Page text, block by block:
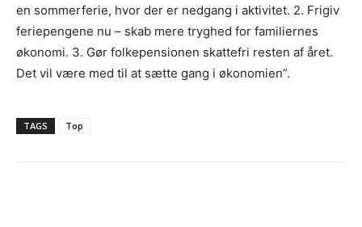
en sommerferie, hvor der er nedgang i aktivitet. 2. Frigiv
feriepengene nu – skab mere tryghed for familiernes
økonomi. 3. Gør folkepensionen skattefri resten af året.
Det vil være med til at sætte gang i økonomien”.
TAGS Top